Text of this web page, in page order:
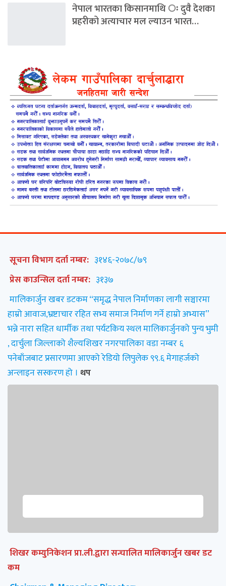
नेपाल भारतका किसानमाथि ः दुवै देशका
प्रहरीको अत्याचार मल ल्याउन भारत…
सूचना विभाग दर्ता नम्बर: ३१४६-२०७८/७९
प्रेस काउन्सिल दर्ता नम्बर: ३१३७
मालिकार्जुन खबर डटकम “समृद्ध नेपाल निर्माणका लागी सञ्चारमा
हाम्रो आवाज,भ्रष्टाचार रहित सभ्य समाज निर्माण गर्ने हाम्रो अभ्यास”
भन्ने नारा सहित धार्मीक तथा पर्यटकिय स्थल मालिकार्जुनको पुन्य भुमी
, दार्चुला जिल्लाको शैल्यशिखर नगरपालिका वडा नम्बर ६
पनेबाँजबाट प्रसारणमा आएको रेडियो लिपुलेक ९९.६ मेगाहर्जको
अन्लाइन सस्करण हो । थप
शिखर कम्युनिकेशन प्रा.ली.द्वारा सन्चालित मालिकार्जुन खबर डट
कम